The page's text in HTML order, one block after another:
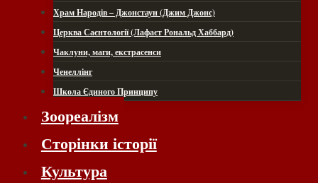
Храм Народів – Джонстаун (Джим Джонс)
Церква Саєнтології (Лафаєт Рональд Хаббард)
Чаклуни, маги, екстрасенси
Ченеллінг
Школа Єдиного Принципу
Зоореалізм
Сторінки історії
Культура